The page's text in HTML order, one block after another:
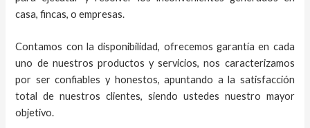
casa, fincas, o empresas.
Contamos con la disponibilidad, ofrecemos garantía en cada
uno de nuestros productos y servicios, nos caracterizamos
por ser confiables y honestos, apuntando a la satisfacción
total de nuestros clientes, siendo ustedes nuestro mayor
objetivo.